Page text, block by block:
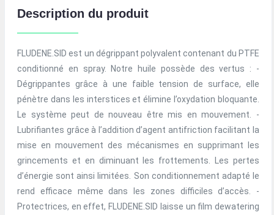
Description du produit
FLUDENE.SID est un dégrippant polyvalent contenant du PTFE
conditionné en spray. Notre huile possède des vertus : -
Dégrippantes grâce à une faible tension de surface, elle
pénètre dans les interstices et élimine l’oxydation bloquante.
Le système peut de nouveau être mis en mouvement. -
Lubrifiantes grâce à l’addition d’agent antifriction facilitant la
mise en mouvement des mécanismes en supprimant les
grincements et en diminuant les frottements. Les pertes
d’énergie sont ainsi limitées. Son conditionnement adapté le
rend efficace même dans les zones difficiles d’accès. -
Protectrices, en effet, FLUDENE.SID laisse un film dewatering